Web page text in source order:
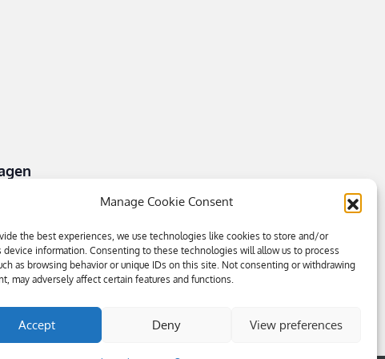
Manage Cookie Consent
the best experiences, we use technologies like cookies to store and/or
device information. Consenting to these technologies will allow us to process
as browsing behavior or unique IDs on this site. Not consenting or withdrawing
may adversely affect certain features and functions.
Accept Deny View preferences